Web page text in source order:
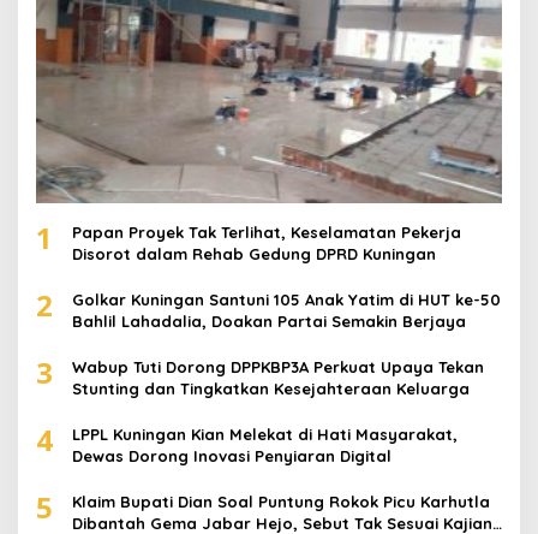
1
Papan Proyek Tak Terlihat, Keselamatan Pekerja
Disorot dalam Rehab Gedung DPRD Kuningan
2
Golkar Kuningan Santuni 105 Anak Yatim di HUT ke-50
Bahlil Lahadalia, Doakan Partai Semakin Berjaya
3
Wabup Tuti Dorong DPPKBP3A Perkuat Upaya Tekan
Stunting dan Tingkatkan Kesejahteraan Keluarga
4
LPPL Kuningan Kian Melekat di Hati Masyarakat,
Dewas Dorong Inovasi Penyiaran Digital
5
Klaim Bupati Dian Soal Puntung Rokok Picu Karhutla
Dibantah Gema Jabar Hejo, Sebut Tak Sesuai Kajian